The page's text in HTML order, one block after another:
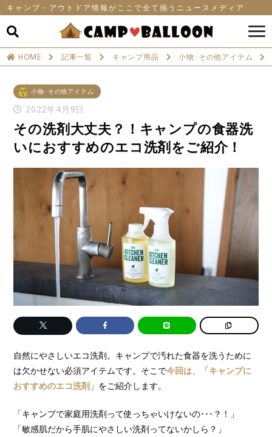
キャンプ・アウトドア情報がここで全て揃うニュースメディア
HOME 記事一覧 キャンプ用品 小物･その他アイテム
小物･その他アイテム
2022年4月9日
その洗剤大丈夫？！キャンプの食器洗
いにおすすめのエコ洗剤をご紹介！
自然にやさしいエコ洗剤。キャンプで汚れた食器を洗うために
は欠かせない必須アイテムです。そこで今回は、「キャンプに
おすすめのエコ洗剤」 をご紹介します。
「キャンプで家庭用洗剤って使っちゃいけないの･･･？！」
「敏感肌だから手肌にやさしい洗剤ってないかしら？」